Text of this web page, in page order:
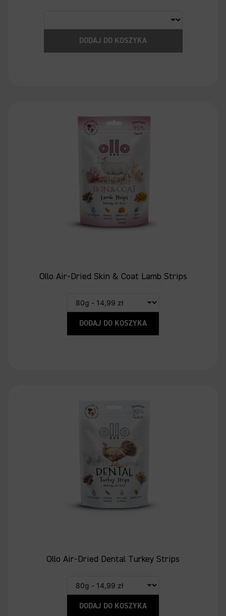
DODAJ DO KOSZYKA
Ollo Air-Dried Skin & Coat Lamb Strips
DODAJ DO KOSZYKA
Ollo Air-Dried Dental Turkey Strips
DODAJ DO KOSZYKA